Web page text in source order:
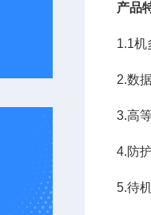
产品
1.1机
2.数
3.高
4.防
5.待